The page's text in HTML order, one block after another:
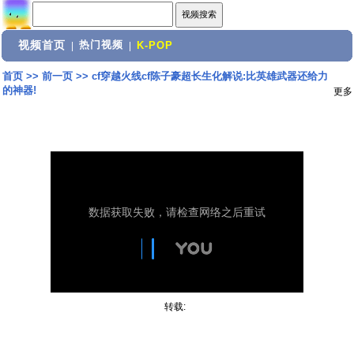
视频首页 热门视频 K-POP
首页>> 前一页>> cf穿越火线cf陈子豪超长生化解说:比英雄武器还给力
的神器!
更多
转载: